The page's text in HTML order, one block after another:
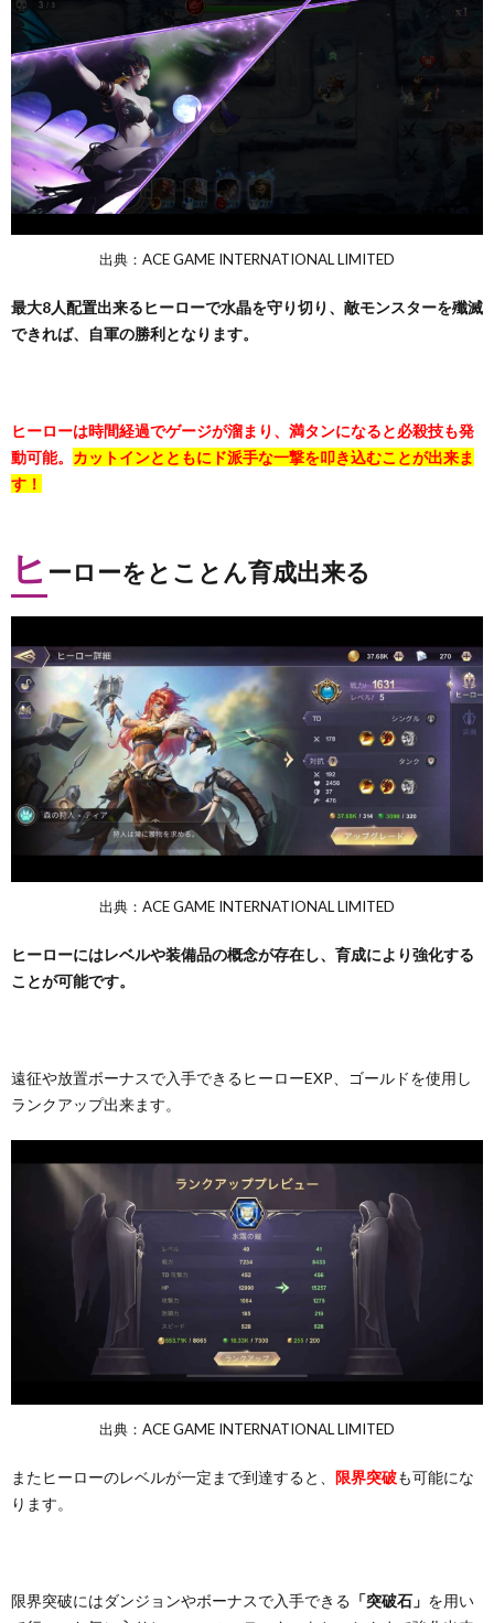
出典：ACE GAME INTERNATIONAL LIMITED
最大8人配置出来るヒーローで水晶を守り切り、敵モンスターを殲滅
できれば、自軍の勝利となります。
ヒーローは時間経過でゲージが溜まり、満タンになると必殺技も発
動可能。 カットインとともにド派手な一撃を叩き込むことが出来ま
す！
ヒ ーローをとことん育成出来る
出典：ACE GAME INTERNATIONAL LIMITED
ヒーローにはレベルや装備品の概念が存在し、育成により強化する
ことが可能です。
遠征や放置ボーナスで入手できるヒーローEXP、ゴールドを使用し
ランクアップ出来ます。
出典：ACE GAME INTERNATIONAL LIMITED
またヒーローのレベルが一定まで到達すると、 限界突破も可能にな
ります。
限界突破にはダンジョンやボーナスで入手できる 「突破石」 を用い